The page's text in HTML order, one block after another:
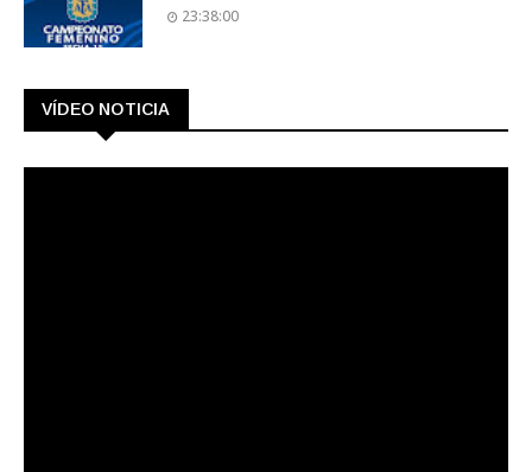
23:38:00
VÍDEO NOTICIA